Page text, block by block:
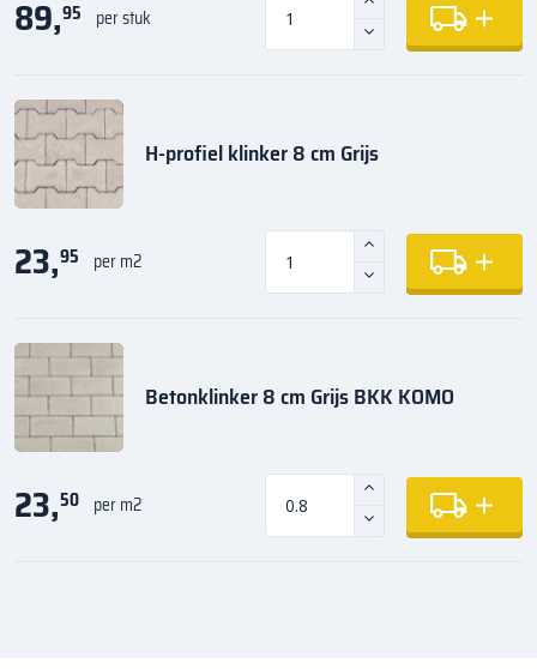
89,95 per stuk
H-profiel klinker 8 cm Grijs
23,95 per m2
Betonklinker 8 cm Grijs BKK KOMO
23,50 per m2